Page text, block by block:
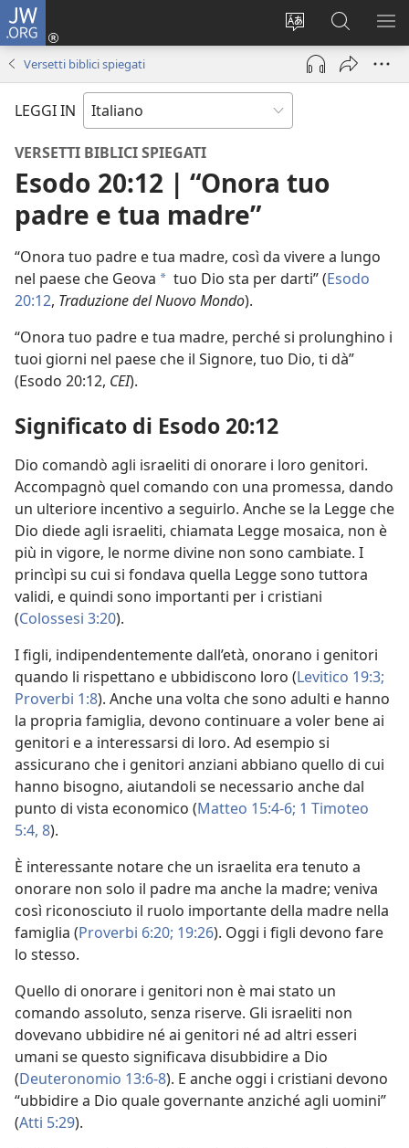
JW.ORG
Modificare
lingua
Accedi
(apre
nuova
finestra)
Cerca
in
JW.ORG
Versetti biblici spiegati
LEGGI IN
VERSETTI BIBLICI SPIEGATI
Esodo 20:12 | “Onora tuo
padre e tua madre”
“Onora tuo padre e tua madre, così da vivere a lungo
nel paese che Geova a tuo Dio sta per darti” (Esodo
20:12, Traduzione del Nuovo Mondo).
“Onora tuo padre e tua madre, perché si prolunghino i
tuoi giorni nel paese che il Signore, tuo Dio, ti dà”
(Esodo 20:12, CEI).
Significato di Esodo 20:12
Dio comandò agli israeliti di onorare i loro genitori.
Accompagnò quel comando con una promessa, dando
un ulteriore incentivo a seguirlo. Anche se la Legge che
Dio diede agli israeliti, chiamata Legge mosaica, non è
più in vigore, le norme divine non sono cambiate. I
princìpi su cui si fondava quella Legge sono tuttora
validi, e quindi sono importanti per i cristiani
(Colossesi 3:20).
I figli, indipendentemente dall’età, onorano i genitori
quando li rispettano e ubbidiscono loro (Levitico 19:3;
Proverbi 1:8). Anche una volta che sono adulti e hanno
la propria famiglia, devono continuare a voler bene ai
genitori e a interessarsi di loro. Ad esempio si
assicurano che i genitori anziani abbiano quello di cui
hanno bisogno, aiutandoli se necessario anche dal
punto di vista economico (Matteo 15:4-6; 1 Timoteo
5:4, 8).
È interessante notare che un israelita era tenuto a
onorare non solo il padre ma anche la madre; veniva
così riconosciuto il ruolo importante della madre nella
famiglia (Proverbi 6:20; 19:26). Oggi i figli devono fare
lo stesso.
Quello di onorare i genitori non è mai stato un
comando assoluto, senza riserve. Gli israeliti non
dovevano ubbidire né ai genitori né ad altri esseri
umani se questo significava disubbidire a Dio
(Deuteronomio 13:6-8). E anche oggi i cristiani devono
“ubbidire a Dio quale governante anziché agli uomini”
(Atti 5:29).